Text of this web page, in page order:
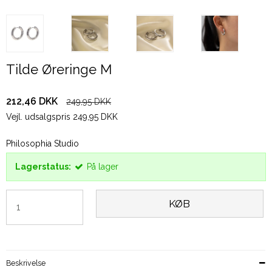
Tilde Øreringe M
212,46 DKK
249,95 DKK
Vejl. udsalgspris 249,95 DKK
Philosophia Studio
Lagerstatus: På lager
KØB
Beskrivelse